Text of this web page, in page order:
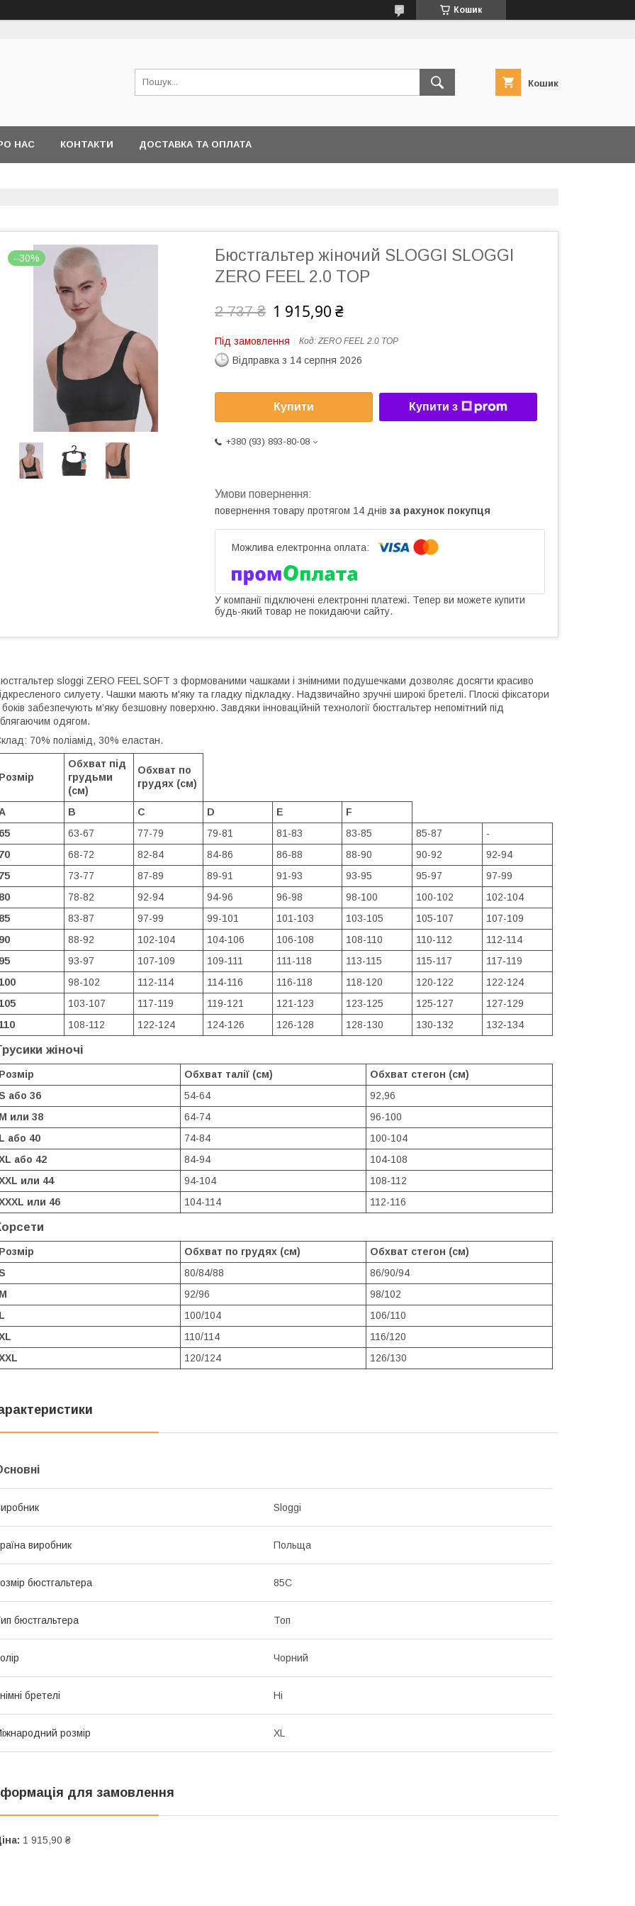
Кошик
Кошик
НАС КОНТАКТИ ДОСТАВКА ТА ОПЛАТА
–30%
Бюстгальтер жіночий SLOGGI SLOGGI
ZERO FEEL 2.0 TOP
2 737 ₴ 1 915,90 ₴
Під замовлення Код: ZERO FEEL 2.0 TOP
Відправка з 14 серпня 2026
Купити Купити з
+380 (93) 893-80-08
повернення товару протягом 14 днів за рахунок покупця
У компанії підключені електронні платежі. Тепер ви можете купити
будь-який товар не покидаючи сайту.
sloggi ZERO FEEL SOFT з формованими чашками і знімними подушечками дозволяє досягти красиво
силуету. Чашки мають м'яку та гладку підкладку. Надзвичайно зручні широкі бретелі. Плоскі фіксатори
боків забезпечують м’яку безшовну поверхню. Завдяки інноваційній технології бюстгальтер непомітний під
одягом.
70% поліамід, 30% еластан.
Розмір
Обхват під
грудьми
(см)
Обхват по
грудях (см)
B C D E
F
65
63-67 77-79 79-81 81-83 83-85 85-87
-
70
68-72 82-84 84-86 86-88 88-90 90-92
92-94
75
73-77 87-89 89-91 91-93 93-95 95-97
97-99
80
78-82 92-94 94-96 96-98 98-100 100-102
102-104
85
83-87 97-99 99-101 101-103 103-105 105-107
107-109
90
88-92 102-104 104-106 106-108 108-110 110-112
112-114
95
93-97 107-109 109-111 111-118 113-115 115-117
117-119
100
98-102 112-114 114-116 116-118 118-120 120-122
122-124
105
103-107 117-119 119-121 121-123 123-125 125-127
127-129
110
108-112 122-124 124-126 126-128 128-130 130-132 132-134
жіночі
Розмір Обхват талії (см)
Обхват стегон (см)
або 36
54-64
92,96
M или 38
64-74
96-100
L або 40
74-84
100-104
або 42
84-94
104-108
или 44
94-104
108-112
или 46
104-114 112-116
Розмір Обхват по грудях (см)
Обхват стегон (см)
80/84/88
86/90/94
M
92/96
98/102
L
100/104
106/110
110/114
116/120
120/124 126/130
Sloggi
виробник Польща
бюстгальтера 85C
бюстгальтера Топ
Чорний
бретелі Ні
розмір XL
для замовлення
1 915,90 ₴